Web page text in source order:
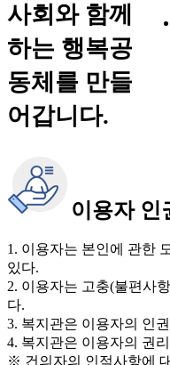
사회와 함께
하는 행복공
동체를 만들
어갑니다.
이용자 인
1. 이용자는 본인에 관한
있다.
2. 이용자는 고충(불편사
다.
3. 복지관은 이용자의 인
4. 복지관은 이용자의 권
※ 건의자의 인적사항에